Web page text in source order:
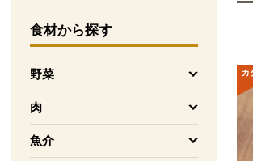
食材から探す
野菜
を開く
肉
を開く
魚介
を開く